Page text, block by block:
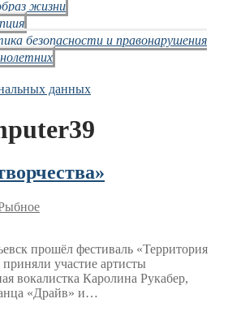
жизни
безопасности и правонарушения
данных
прошёл фестиваль «Территория
участие артисты
вокалистка Каролина Рукабер,
«Драйв» и…